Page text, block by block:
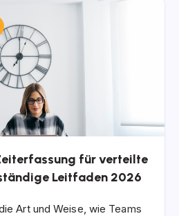
für verteilte
Leitfaden 2026
Art und Weise, wie Teams